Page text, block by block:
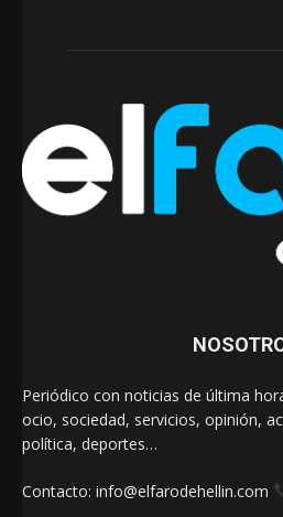
Periódico con noticias de última
ocio, sociedad, servicios, opinión,
política, deportes…
Contacto: info@elfarodehellin.com